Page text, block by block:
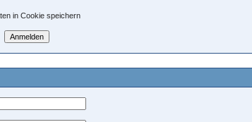
in Cookie speichern